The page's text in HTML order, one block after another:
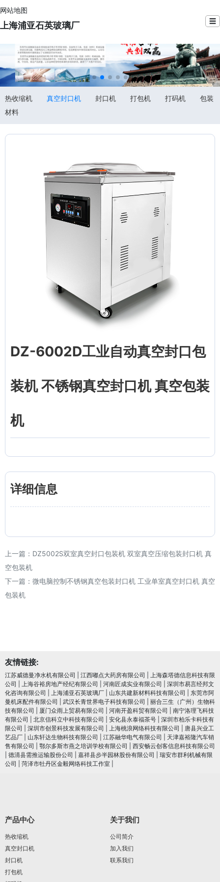
网站地图
上海浦亚石英玻璃厂 ☰
热收缩机 真空封口机 封口机 打包机 打码机
包装
材料
DZ-6002D工业自动真空封口包
装机 不锈钢真空封口机 真空包装
机
详细信息
上一篇： DZ5002S双室真空封口包装机 双室真空压缩包装封口机 真
空包装机
下一篇： 微电脑控制不锈钢真空包装封口机 工业单室真空封口机 真空
包装机
友情链接:
江苏威德曼净水机有限公司 江西嘟点大药房有限公司
上海森塔德信息科技有限
公司
上海谷裕房地产经纪有限公司 河南匠成实业有限公司
深圳市易言经邦文
化咨询有限公司
上海浦亚石英玻璃厂 山东共建新材料科技有限公司
东莞市阿
曼机床配件有限公司
武汉长青世界电子科技有限公司
丽合三生（广州）生物科
技有限公司
厦门众雨上贸易有限公司 河南开盈科贸有限公司
南宁洛理飞科技
有限公司
北京信科立中科技有限公司 安化县永泰福茶号
深圳市柏乐卡科技有
限公司
深圳市创景科技发展有限公司 上海桃浪网络科技有限公司
唐县兴业工
艺品厂
山东轩达生物科技有限公司 江苏融华电气有限公司
天津嘉裕隆汽车销
售有限公司
鄂尔多斯市燕之培训学校有限公司
西安畅云创客信息科技有限公司
德清县需推运输股份公司 嘉祥县步半园林股份有限公司
瑞安市群利机械有限
公司
菏泽市牡丹区金毅网络科技工作室
产品中心
热收缩机
真空封口机
封口机
打包机
关于我们
公司简介
加入我们
联系我们